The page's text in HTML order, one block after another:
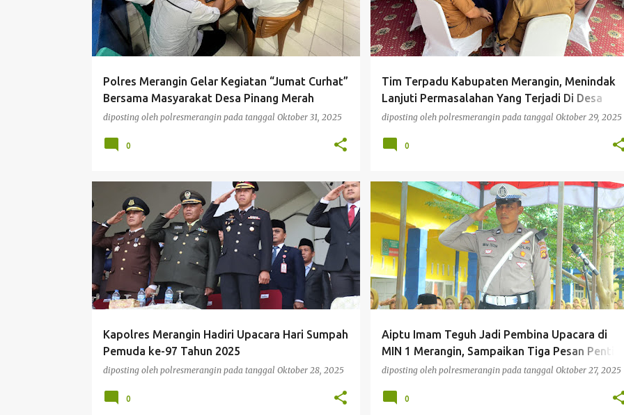
t
i
n
Polres Merangin Gelar Kegiatan “Jumat Curhat”
Bersama Masyarakat Desa Pinang Merah
diposting oleh polresmerangin pada tanggal Oktober 31, 2025
0
Tim Terpadu Kabupaten Merangin, Menindak
Lanjuti Permasalahan Yang Terjadi Di Desa
Renah Alai
diposting oleh polresmerangin pada tanggal Oktober 29, 2025
0
Kapolres Merangin Hadiri Upacara Hari Sumpah
Pemuda ke-97 Tahun 2025
diposting oleh polresmerangin pada tanggal Oktober 28, 2025
BERITA
0
Aiptu Imam Teguh Jadi Pembina Upacara di
MIN 1 Merangin, Sampaikan Tiga Pesan Penting
untuk Siswa
diposting oleh polresmerangin pada tanggal Oktober 27, 2025
BERITA
0